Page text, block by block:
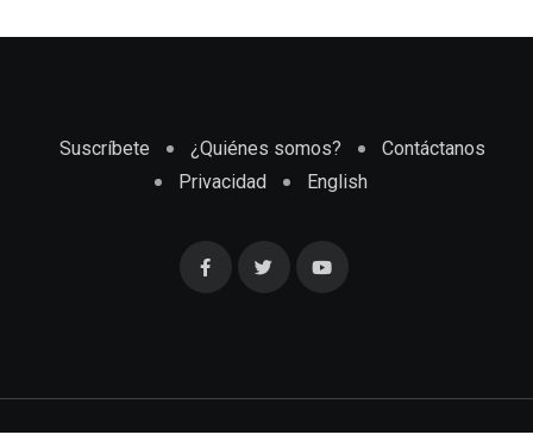
Suscríbete ¿Quiénes somos?
Contáctanos
Privacidad
English